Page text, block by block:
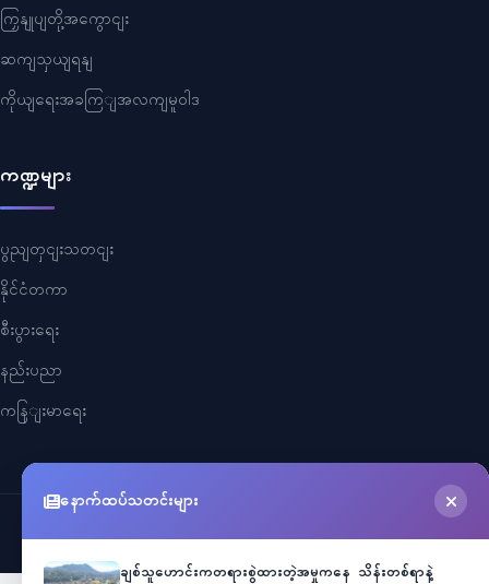
ကြှနျုပျတို့အကွောငျး
ဆကျသှယျရနျ
ကိုယျရေးအခကြျအလကျမူဝါဒ
ကဏ္ဍများ
ပွညျတှငျးသတငျး
နိုင်ငံတကာ
စီးပွားရေး
နည်းပညာ
ကနြျးမာရေး
©2026Myanmar Cele News. All Rights Reserved.
နောက်ထပ်သတင်းများ
ချစ်သူဟောင်းကတရားစွဲထားတဲ့အမှုကနေ သိန်းတစ်ရာနဲ့